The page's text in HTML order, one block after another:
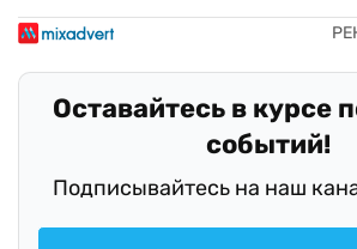
Оставайтесь в курсе
событий!
Подписывайтесь на наш